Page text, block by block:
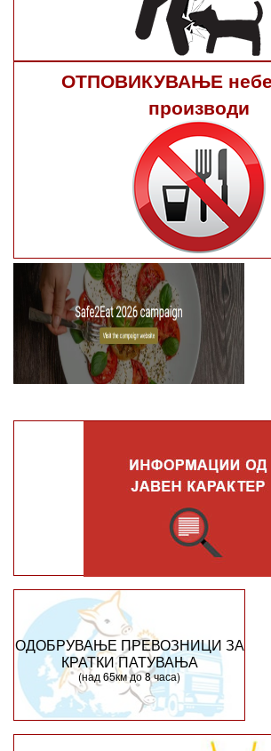
ОТПОВИКУВАЊЕ
производи
ОДОБРУВАЊЕ ПРЕВОЗНИЦИ ЗА
КРАТКИ ПАТУВАЊА
(над 65км до 8 часа)